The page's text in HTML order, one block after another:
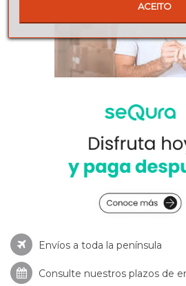
Envíos a toda la península
Consulte nuestros plazos de
ACEITO